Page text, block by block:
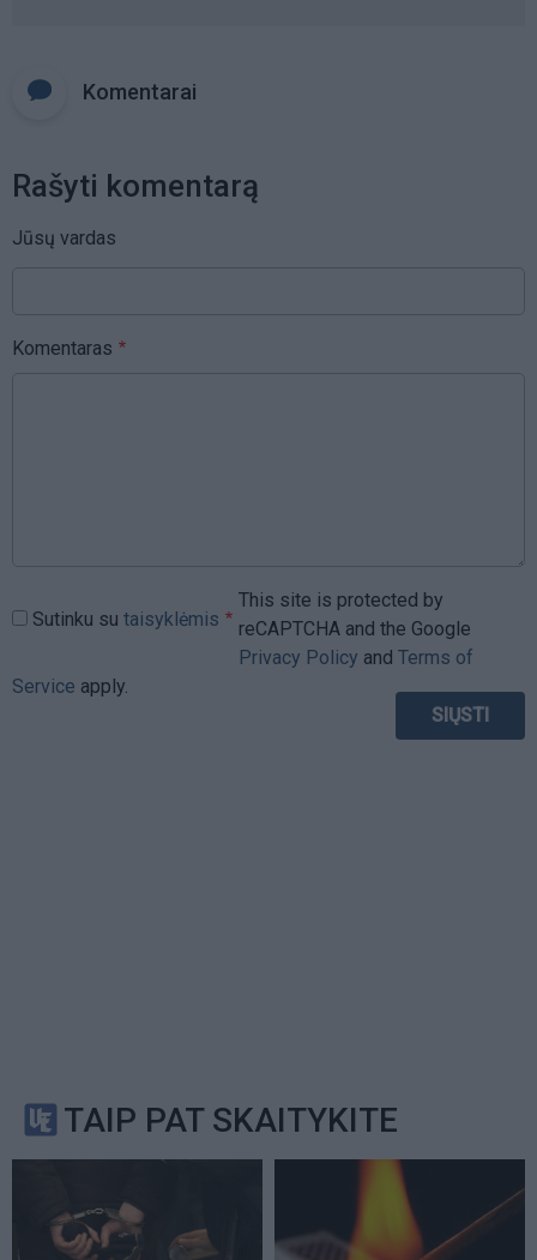
Komentarai
Rašyti komentarą
Jūsų vardas
Komentaras
Sutinku su taisyklėmis
This site is protected by
reCAPTCHA and the Google
Privacy Policy and Terms of
Service apply.
TAIP PAT SKAITYKITE